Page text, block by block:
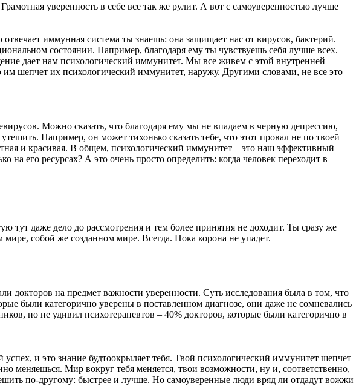
уверенность в себе все так же рулит. А вот с самоуверенностью лучше
иммунная система ты знаешь: она защищает нас от вирусов, бактерий.
состоянии. Например, благодаря ему ты чувствуешь себя лучше всех.
дает нам психологический иммунитет. Мы все живем с этой внутренней
шепчет их психологический иммунитет, наружу. Другими словами, не все это
Можно сказать, что благодаря ему мы не впадаем в черную депрессию,
Например, он может тихонько сказать тебе, что этот провал не по твоей
и красивая. В общем, психологический иммунитет – это наш эффективный
его ресурсах? А это очень просто определить: когда человек переходит в
тут даже дело до рассмотрения и тем более принятия не доходит. Ты сразу же
собой же созданном мире. Всегда. Пока корона не упадет.
докторов на предмет важности уверенности. Суть исследования была в том, что
были категорично уверены в поставленном диагнозе, они даже не сомневались
но не удивил психотерапевтов – 40% докторов, которые были категорично в
и это знание будтоокрыляет тебя. Твой психологический иммунитет шепчет
меняешься. Мир вокруг тебя меняется, твои возможности, ну и, соответственно,
по-другому: быстрее и лучше. Но самоуверенные люди вряд ли отдадут вожжи